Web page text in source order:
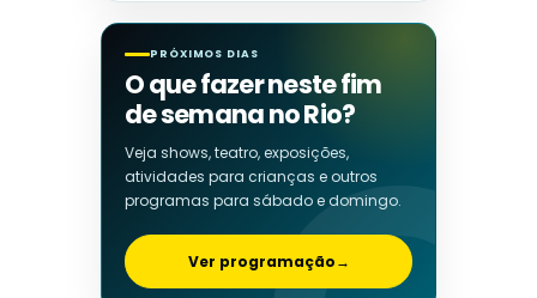
PRÓXIMOS DIAS
O que fazer neste fim
de semana no Rio?
Veja shows, teatro, exposições,
atividades para crianças e outros
programas para sábado e domingo.
Ver programação→